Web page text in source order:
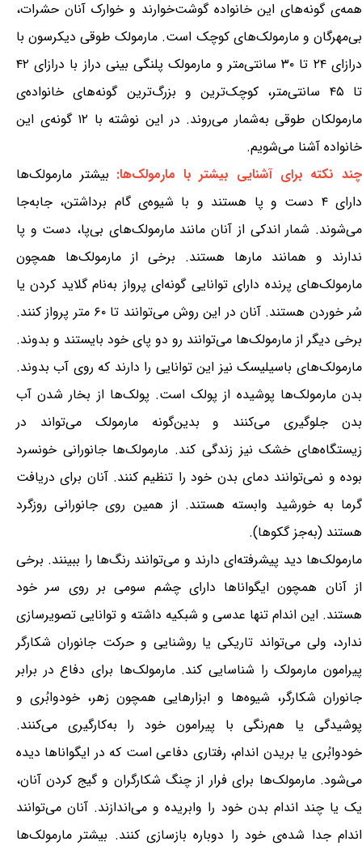
همه‌ی گونه‌های این خانواده گوشت‌خوارند و خوارک آنان حشرات،
بی‌مهرگان و مارمولک‌های کوچک است. مارمولک طوقی دیکرسون با
درازای ۲۴ تا ۳۰ سانتی‌متر و مارمولک پلنگی بینی دراز با درازای ۴۲
تا ۴۵ سانتی‌متر، کوچک‌ترین و بزرگ‌ترین گونه‌های خانواده‌ی
مارمولکان طوقی به‌شمار می‌روند. در این نوشته با ۱۲ گونه‌ی این
خانواده آشنا می‌شویم.
چند نکته برای آشنایی بیشتر با مارمولک‌ها: بیشتر مارمولک‌ها
دارای ۴ دست و پا هستند و با شیوه‌ی گام برداشتن، جابه‌جا
می‌شوند. شمار اندکی از آنان مانند مارمولک‌های بی‌پا، دست و پا
ندارند و همانند مارها هستند. برخی از مارمولک‌ها همچون
مارمولک‌های پرنده دارای توانایی گونه‌ای پرواز به‌نام گلاید کردن یا
سُر خوردن هستند. آنان در این روش می‌توانند تا ۶۰ متر پرواز کنند.
برخی دیگر از مارمولک‌ها می‌توانند رو دو پای خود بایستند و بدوند.
مارمولک‌های باسیلیسک نیز این توانایی را دارند که روی آب بدوند.
بدن مارمولک‌ها پوشیده از پولک است. پولک‌ها از بخار شدن آب
بدن جلوگیری می‌کنند و بدین‌گونه مارمولک می‌تواند در
زیستگاه‌های خشک نیز زندگی کند. مارمولک‌ها جانورانی خونسرد
بوده و نمی‌توانند دمای بدن خود را تنظیم کنند. آنان برای دریافت
گرما به خورشید وابسته هستند. از همین روی جانورانی روزگرد
هستند (به‌جز گکوها).
مارمولک‌ها دید پیشرفته‌ای دارند و می‌توانند رنگ‌ها را ببینند. برخی
از آنان همچون ایگواناها دارای چشم سومی بر روی سر خود
هستند. این اندام تنها عدسی و شبکیه داشته و توانایی تصویرسازی
ندارد، ولی می‌تواند تاریکی یا روشنایی و حرکت جانوران شکارگر
پیرامون مارمولک را شناسایی کند. مارمولک‌ها برای دفاع در برابر
جانوران شکارگر، شیوه‌ها و ابزارهایی همچون زهر، خودوابُری و
پوشیدگی یا هم‌رنگی با پیرامون خود را به‌کارگیری می‌کنند.
خودوابُری یا بریدن اندام، رفتاری دفاعی است که در ایگواناها دیده
می‌شود. مارمولک‌ها برای فرار از چنگ شکارگران و گیج کردن آنان،
یک یا چند اندام بدن خود را وابریده و می‌اندازند. آنان می‌توانند
اندام جدا شده‌ی خود را دوباره بازسازی کنند. بیشتر مارمولک‌ها